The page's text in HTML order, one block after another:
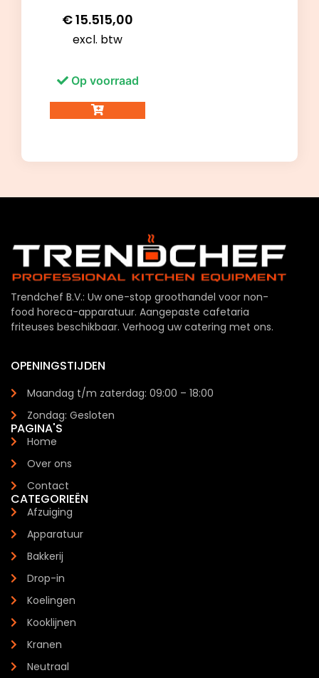
€15.515,00
excl. btw
Op voorraad
Trendchef B.V.: Uw one-stop groothandel voor non-
food horeca-apparatuur. Aangepaste cafetaria
friteuses beschikbaar. Verhoog uw catering met ons.
OPENINGSTIJDEN
Maandag t/m zaterdag: 09:00 – 18:00
Zondag: Gesloten
PAGINA'S
Home
Over ons
Contact
CATEGORIEËN
Afzuiging
Apparatuur
Bakkerij
Drop-in
Koelingen
Kooklijnen
Kranen
Neutraal